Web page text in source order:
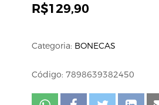
R$129,90
Categoria: BONECAS
Código: 7898639382450